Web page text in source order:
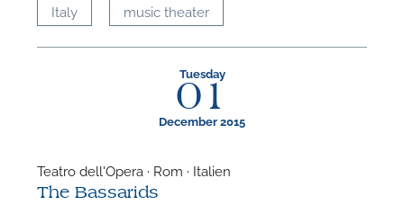
Italy music theater
Tuesday
01
December 2015
Teatro dell'Opera · Rom · Italien
The Bassarids